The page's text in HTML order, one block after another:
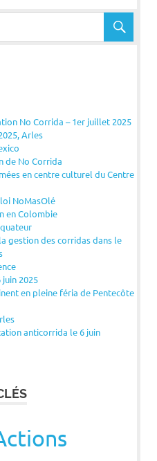
No Corrida – 1er juillet 2025
Arles
de No Corrida
en centre culturel du Centre
NoMasOlé
en Colombie
gestion des corridas dans le
2025
en pleine féria de Pentecôte
anticorrida le 6 juin